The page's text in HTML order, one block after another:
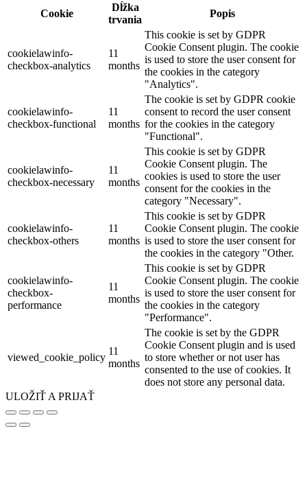
Cookie
Dĺžka
trvania
Popis
cookielawinfo-
checkbox-analytics
11
months
This cookie is set by GDPR
Cookie Consent plugin. The cookie
is used to store the user consent for
the cookies in the category
"Analytics".
cookielawinfo-
checkbox-functional
11
months
The cookie is set by GDPR cookie
consent to record the user consent
for the cookies in the category
"Functional".
cookielawinfo-
checkbox-necessary
11
months
This cookie is set by GDPR
Cookie Consent plugin. The
cookies is used to store the user
consent for the cookies in the
category "Necessary".
cookielawinfo-
checkbox-others
11
months
This cookie is set by GDPR
Cookie Consent plugin. The cookie
is used to store the user consent for
the cookies in the category "Other.
cookielawinfo-
checkbox-
performance
11
months
This cookie is set by GDPR
Cookie Consent plugin. The cookie
is used to store the user consent for
the cookies in the category
"Performance".
viewed_cookie_policy
11
months
The cookie is set by the GDPR
Cookie Consent plugin and is used
to store whether or not user has
consented to the use of cookies. It
does not store any personal data.
ULOŽIŤ A PRIJAŤ